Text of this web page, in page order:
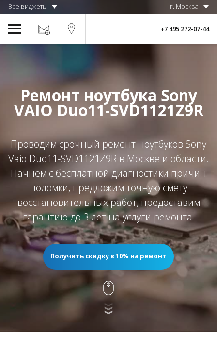
Все виджеты г. Москва
+7 495 272-07-44
Ремонт ноутбука Sony
VAIO Duo11-SVD1121Z9R
Проводим срочный ремонт ноутбуков Sony
Vaio Duo11-SVD1121Z9R в Москве и области.
Начнем с бесплатной диагностики причин
поломки, предложим точную смету
восстановительных работ, предоставим
гарантию до 3 лет на услуги ремонта.
Получить скидку в 10% на ремонт